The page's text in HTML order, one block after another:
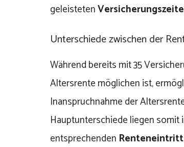
geleisteten
Unterschiede zwischen der
Während bereits mit 35
Altersrente möglichen ist,
Inanspruchnahme der
Hauptunterschiede liegen somit
entsprechenden